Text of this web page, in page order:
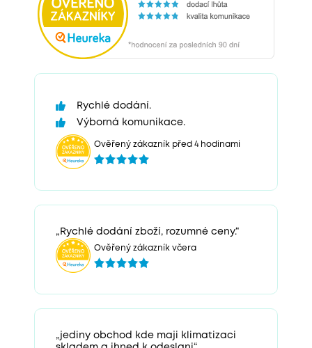
Rychlé dodání.
Výborná komunikace.
Ověřený zákazník před 4 hodinami
„Rychlé dodání zboží, rozumné ceny.“
Ověřený zákazník včera
„jediny obchod kde maji klimatizaci